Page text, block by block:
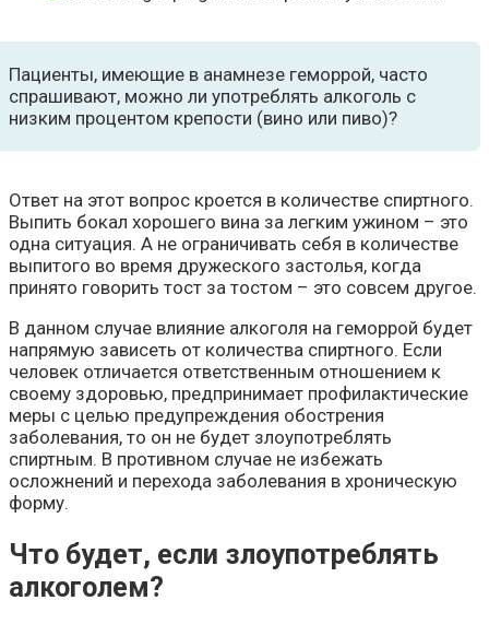
Пациенты, имеющие в анамнезе геморрой, часто
спрашивают, можно ли употреблять алкоголь с
низким процентом крепости (вино или пиво)?
Ответ на этот вопрос кроется в количестве спиртного.
Выпить бокал хорошего вина за легким ужином – это
одна ситуация. А не ограничивать себя в количестве
выпитого во время дружеского застолья, когда
принято говорить тост за тостом – это совсем другое.
В данном случае влияние алкоголя на геморрой будет
напрямую зависеть от количества спиртного. Если
человек отличается ответственным отношением к
своему здоровью, предпринимает профилактические
меры с целью предупреждения обострения
заболевания, то он не будет злоупотреблять
спиртным. В противном случае не избежать
осложнений и перехода заболевания в хроническую
форму.
Что будет, если злоупотреблять
алкоголем?